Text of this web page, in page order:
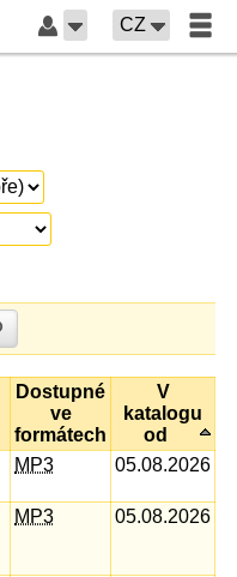
CZ
Dostupné
ve
formátech
V
katalogu
od
MP3 05.08.2026
MP3 05.08.2026